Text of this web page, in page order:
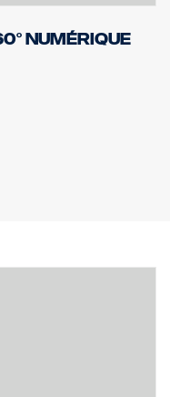
numérique